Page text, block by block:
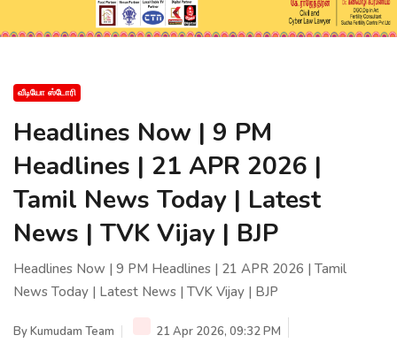
வீடியோ ஸ்டோரி
Headlines Now | 9 PM
Headlines | 21 APR 2026 |
Tamil News Today | Latest
News | TVK Vijay | BJP
Headlines Now | 9 PM Headlines | 21 APR 2026 | Tamil
News Today | Latest News | TVK Vijay | BJP
ByKumudam Team
21 Apr 2026, 09:32 PM